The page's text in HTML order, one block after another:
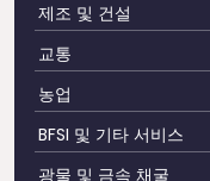
제조 및 건설
교통
농업
BFSI 및 기타 서비스
광물 및 금속 채굴